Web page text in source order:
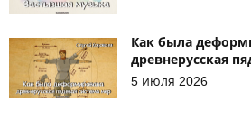
Как была
древнерусская
5 июля 2026